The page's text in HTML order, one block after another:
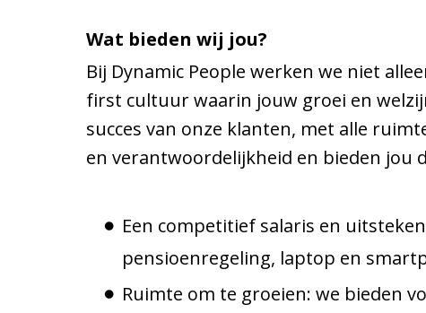
Wat bieden wij jou?
Bij Dynamic People werken we niet
first cultuur waarin jouw groei en
succes van onze klanten, met alle
en verantwoordelijkheid en bieden jou
Een competitief salaris en
pensioenregeling, laptop en
Ruimte om te groeien: we bieden